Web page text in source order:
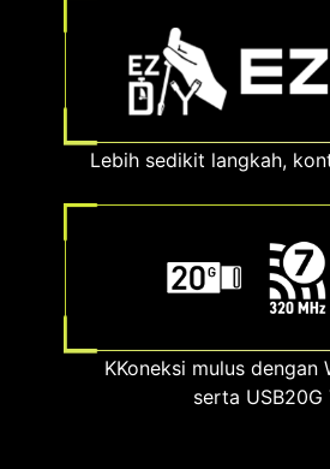
Lebih sedikit langkah,
KKoneksi mulus dengan
serta USB20G